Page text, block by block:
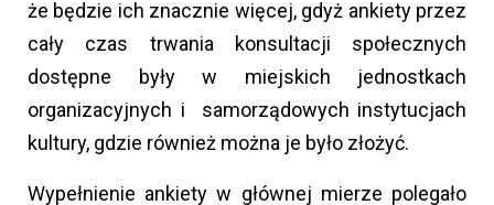
że będzie ich znacznie więcej, gdyż ankiety przez
cały czas trwania konsultacji społecznych
dostępne były w miejskich jednostkach
organizacyjnych i samorządowych instytucjach
kultury, gdzie również można je było złożyć.
Wypełnienie ankiety w głównej mierze polegało